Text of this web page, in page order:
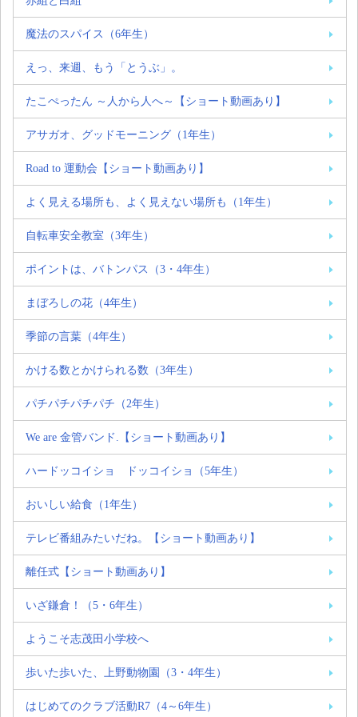
魔法のスパイス（6年生）
えっ、来週、もう「とうぶ」。
たこぺったん ～人から人へ～【ショート動画あり】
アサガオ、グッドモーニング（1年生）
Road to 運動会【ショート動画あり】
よく見える場所も、よく見えない場所も（1年生）
自転車安全教室（3年生）
ポイントは、バトンパス（3・4年生）
まぼろしの花（4年生）
季節の言葉（4年生）
かける数とかけられる数（3年生）
パチパチパチパチ（2年生）
We are 金管バンド.【ショート動画あり】
ハードッコイショ ドッコイショ（5年生）
おいしい給食（1年生）
テレビ番組みたいだね。【ショート動画あり】
離任式【ショート動画あり】
いざ鎌倉！（5・6年生）
ようこそ志茂田小学校へ
歩いた歩いた、上野動物園（3・4年生）
はじめてのクラブ活動R7（4～6年生）